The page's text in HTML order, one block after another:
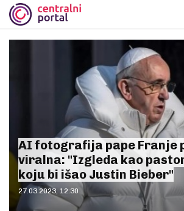
AI fotografija pape Franje
viralna: "Izgleda kao
koju bi išao Justin Bieber"
27.03.2023, 12:30